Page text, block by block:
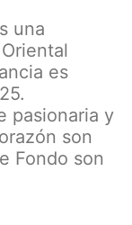
una
es
pasionaria y
son
Fondo son